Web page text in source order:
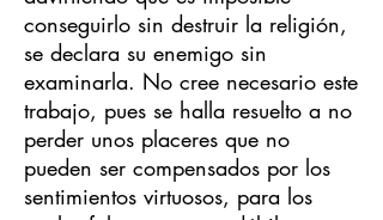
conseguirlo sin destruir la religión,
se declara su enemigo sin
examinarla. No cree necesario este
trabajo, pues se halla resuelto a no
perder unos placeres que no
pueden ser compensados por los
sentimientos virtuosos, para los